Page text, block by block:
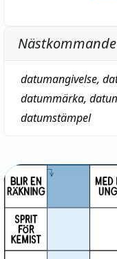
datumangivelse,
datummärka,
datumstämpel